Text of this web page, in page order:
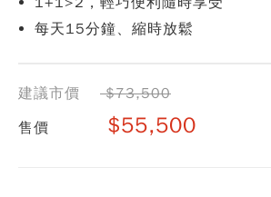
每天15分鐘、縮時放鬆
建議市價
$73,500
售價
$55,500